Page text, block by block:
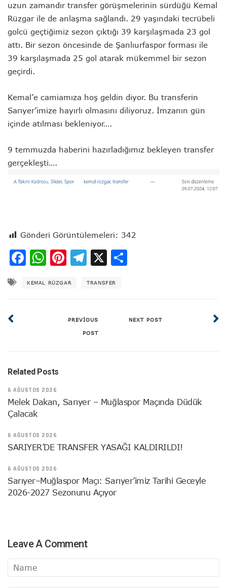
uzun zamandır transfer görüşmelerinin sürdüğü Kemal
Rüzgar ile de anlaşma sağlandı. 29 yaşındaki tecrübeli
golcü geçtiğimiz sezon çıktığı 39 karşılaşmada 23 gol
attı. Bir sezon öncesinde de Şanlıurfaspor forması ile
39 karşılaşmada 25 gol atarak mükemmel bir sezon
geçirdi.
Kemal’e camiamıza hoş geldin diyor. Bu transferin
Sarıyer’imize hayırlı olmasını diliyoruz. İmzanın gün
içinde atılması bekleniyor….
9 temmuzda haberini hazırladığımız bekleyen transfer
gerçekleşti….
Gönderi Görüntülemeleri: 342
Facebook
WhatsApp
Pinterest
Telegram
X
KEMAL RÜZGAR TRANSFER
PREVIOUS
POST
NEXT POST
Related Posts
6 AĞUSTOS 2026
Melek Dakan, Sarıyer – Muğlaspor Maçında Düdük
Çalacak
6 AĞUSTOS 2026
SARIYER’DE TRANSFER YASAĞI KALDIRILDI!
6 AĞUSTOS 2026
Sarıyer–Muğlaspor Maçı: Sarıyer’imiz Tarihi Geceyle
2026-2027 Sezonunu Açıyor
Leave A Comment